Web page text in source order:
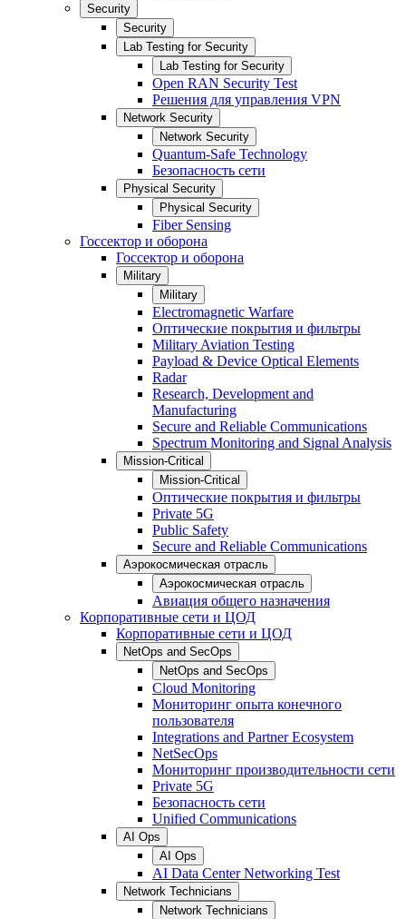
Security
Security
Lab Testing for Security
Lab Testing for Security
Open RAN Security Test
Решения для управления VPN
Network Security
Network Security
Quantum-Safe Technology
Безопасность сети
Physical Security
Physical Security
Fiber Sensing
Госсектор и оборона
Госсектор и оборона
Military
Military
Electromagnetic Warfare
Оптические покрытия и фильтры
Military Aviation Testing
Payload & Device Optical Elements
Radar
Research, Development and
Manufacturing
Secure and Reliable Communications
Spectrum Monitoring and Signal Analysis
Mission-Critical
Mission-Critical
Оптические покрытия и фильтры
Private 5G
Public Safety
Secure and Reliable Communications
Аэрокосмическая отрасль
Аэрокосмическая отрасль
Авиация общего назначения
Корпоративные сети и ЦОД
Корпоративные сети и ЦОД
NetOps and SecOps
NetOps and SecOps
Cloud Monitoring
Мониторинг опыта конечного
пользователя
Integrations and Partner Ecosystem
NetSecOps
Мониторинг производительности сети
Private 5G
Безопасность сети
Unified Communications
AI Ops
AI Ops
AI Data Center Networking Test
Network Technicians
Network Technicians